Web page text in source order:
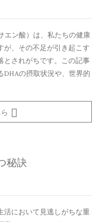
エン酸）は、私たちの健康
が、その不足が引き起こす
とされがちです。この記事
DHAの摂取状況や、世界的
秘訣
活において見逃しがちな重